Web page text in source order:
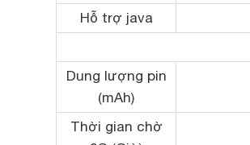
Hỗ trợ java
Dung lượng pin
(mAh)
Thời gian chờ